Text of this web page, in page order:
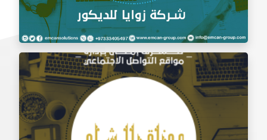
إدارة السوشيال ميديا شركة زوايا للديكور